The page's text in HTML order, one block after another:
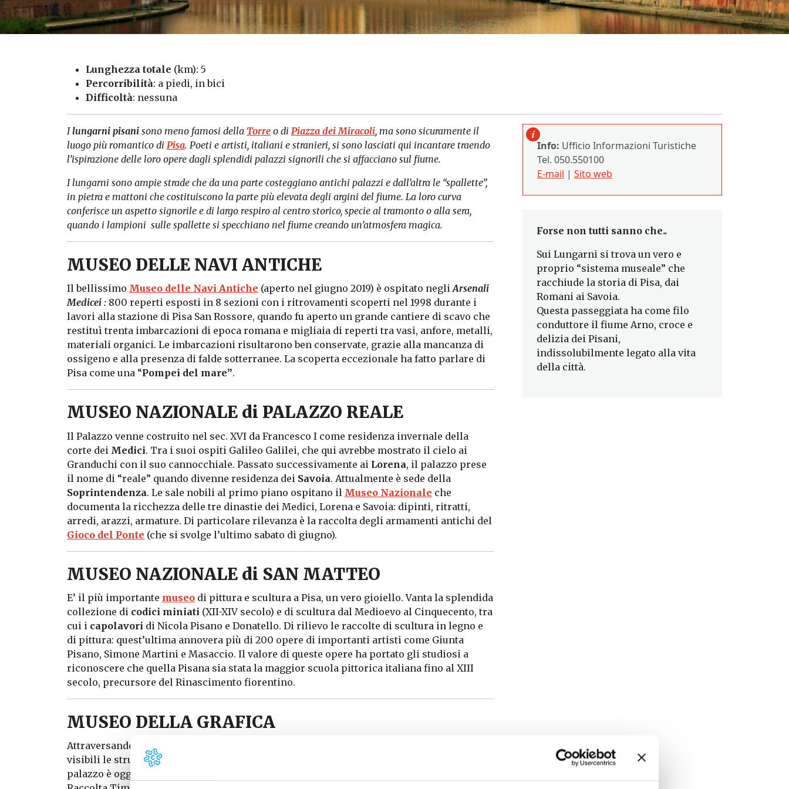
Lunghezza totale (km): 5
Percorribilità: a piedi, in bici
Difficoltà: nessuna
Ilungarni pisani sono meno famosi della Torre o di Piazza dei Miracoli, ma sono sicuramente il
luogo più romantico di Pisa. Poeti e artisti, italiani e stranieri, si sono lasciati qui incantare traendo
l’ispirazione delle loro opere dagli splendidi palazzi signorili che si affacciano sul fiume.
I lungarni sono ampie strade che da una parte costeggiano antichi palazzi e dall’altra le “spallette”,
in pietra e mattoni che costituiscono la parte più elevata degli argini del fiume. La loro curva
conferisce un aspetto signorile e di largo respiro al centro storico, specie al tramonto o alla sera,
quando i lampioni sulle spallette si specchiano nel fiume creando un’atmosfera magica.
MUSEO DELLE NAVI ANTICHE
Il bellissimo Museo delle Navi Antiche (aperto nel giugno 2019) è ospitato negli Arsenali
Medicei : 800 reperti esposti in 8 sezioni con i ritrovamenti scoperti nel 1998 durante i
lavori alla stazione di Pisa San Rossore, quando fu aperto un grande cantiere di scavo che
restituì trenta imbarcazioni di epoca romana e migliaia di reperti tra vasi, anfore, metalli,
materiali organici. Le imbarcazioni risultarono ben conservate, grazie alla mancanza di
ossigeno e alla presenza di falde sotterranee. La scoperta eccezionale ha fatto parlare di
Pisa come una “Pompei del mare”.
MUSEO NAZIONALE di PALAZZO REALE
Il Palazzo venne costruito nel sec. XVI da Francesco I come residenza invernale della
corte dei Medici. Tra i suoi ospiti Galileo Galilei, che qui avrebbe mostrato il cielo ai
Granduchi con il suo cannocchiale. Passato successivamente ai Lorena, il palazzo prese
il nome di “reale” quando divenne residenza dei Savoia. Attualmente è sede della
Soprintendenza. Le sale nobili al primo piano ospitano il Museo Nazionale che
documenta la ricchezza delle tre dinastie dei Medici, Lorena e Savoia: dipinti, ritratti,
arredi, arazzi, armature. Di particolare rilevanza è la raccolta degli armamenti antichi del
Gioco del Ponte (che si svolge l’ultimo sabato di giugno).
MUSEO NAZIONALE di SAN MATTEO
E’ il più importante museo di pittura e scultura a Pisa, un vero gioiello. Vanta la splendida
collezione di codici miniati (XII-XIV secolo) e di scultura dal Medioevo al Cinquecento, tra
cui i capolavori di Nicola Pisano e Donatello. Di rilievo le raccolte di scultura in legno e
di pittura: quest’ultima annovera più di 200 opere di importanti artisti come Giunta
Pisano, Simone Martini e Masaccio. Il valore di queste opere ha portato gli studiosi a
riconoscere che quella Pisana sia stata la maggior scuola pittorica italiana fino al XIII
secolo, precursore del Rinascimento fiorentino.
MUSEO DELLA GRAFICA
Attraversando il ponte sull’Arno si arriva a
visibili le strutture e le decorazioni medievali di una delle più antiche famiglie pisane. Il
palazzo è oggi sede del
Info: Ufficio Informazioni Turistiche
Tel. 050.550100
E-mail | Sito web
Forse non tutti sanno che..
Sui Lungarni si trova un vero e
proprio “sistema museale” che
racchiude la storia di Pisa, dai
Romani ai Savoia.
Questa passeggiata ha come filo
conduttore il fiume Arno, croce e
delizia dei Pisani,
indissolubilmente legato alla vita
della città.